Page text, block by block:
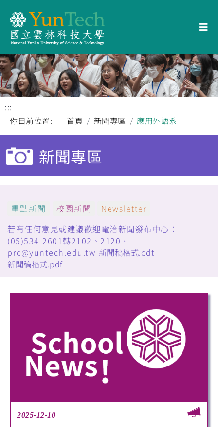
:::
你目前位置:
首頁 新聞專區 應用外語系
新聞專區
重點新聞 校園新聞
Newsletter
若有任何意見或建議歡迎電洽新聞發布中心：
(05)534-2601轉2102、2120．
prc@yuntech.edu.tw 新聞稿格式.odt
新聞稿格式.pdf
2025-12-10